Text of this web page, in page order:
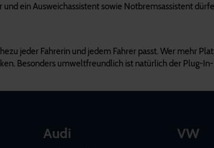
ein Ausweichassistent sowie Notbremsassistent
jeder Fahrerin und jedem Fahrer passt. Wer mehr
Besonders umweltfreundlich ist natürlich der Plug-
Audi VW